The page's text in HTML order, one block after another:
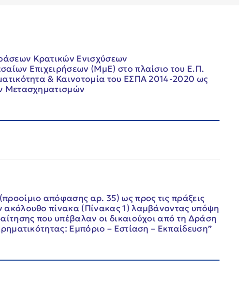
Κρατικών Ενισχύσεων
Επιχειρήσεων (ΜμΕ) στο πλαίσιο του Ε.Π.
& Καινοτομία του ΕΣΠΑ 2014-2020 ως
Μετασχηματισμών
απόφασης αρ. 35) ως προς τις πράξεις
ακόλουθο πίνακα (Πίνακας 1) λαμβάνοντας υπόψη
που υπέβαλαν οι δικαιούχοι από τη Δράση
Εμπόριο – Εστίαση – Εκπαίδευση”